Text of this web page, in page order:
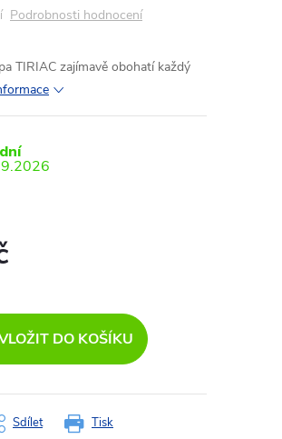
Podrobnosti hodnocení
TIRIAC zajímavě obohatí každý
DO KOŠÍKU
Tisk
Sdílet